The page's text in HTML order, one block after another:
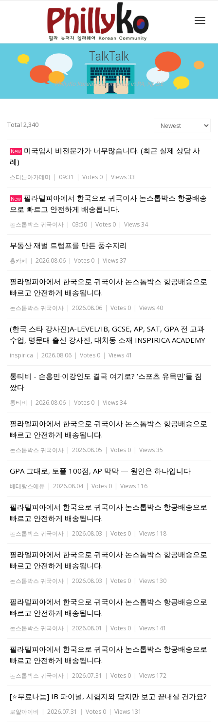
TalkTalk
PhillyKo Korean Community in PA, NJ, DE
Total 2,340
New 미국입시 비전문가가 너무많습니다. (최근 실제 상담 사
례)
스티븐아카데미 | 09:31 | Votes 0 | Views 33
New 필라델피아에서 한국으로 귀국이사 논스톱박스 항공배송
으로 빠르고 안전하게 배송됩니다.
논스톱박스 귀국이사 | 03:50 | Votes 0 | Views 34
부동산 재벌 트럼프를 만든 풍수지리
홍카페 | 2026.08.06 | Votes 0 | Views 37
필라델피아에서 한국으로 귀국이사 논스톱박스 항공배송으로
빠르고 안전하게 배송됩니다.
논스톱박스 귀국이사 | 2026.08.06 | Votes 0 | Views 40
(한국 스타 강사진)A-LEVEL/IB, GCSE, AP, SAT, GPA 전 교과
수업, 명문대 출신 강사진, 대치동 소재 INSPIRICA ACADEMY
inspirica | 2026.08.06 | Votes 0 | Views 41
통티비 - 손흥민·이강인도 결국 여기로? ‘스포츠 유목민’들 짐
쌌다
통티비 | 2026.08.06 | Votes 0 | Views 34
필라델피아에서 한국으로 귀국이사 논스톱박스 항공배송으로
빠르고 안전하게 배송됩니다.
논스톱박스 귀국이사 | 2026.08.05 | Votes 0 | Views 35
GPA 그대로, 토플 100점, AP 막막 — 원인은 하나입니다
베테랑스에듀 | 2026.08.04 | Votes 0 | Views 116
필라델피아에서 한국으로 귀국이사 논스톱박스 항공배송으로
빠르고 안전하게 배송됩니다.
논스톱박스 귀국이사 | 2026.08.03 | Votes 0 | Views 118
필라델피아에서 한국으로 귀국이사 논스톱박스 항공배송으로
빠르고 안전하게 배송됩니다.
논스톱박스 귀국이사 | 2026.08.03 | Votes 0 | Views 130
필라델피아에서 한국으로 귀국이사 논스톱박스 항공배송으로
빠르고 안전하게 배송됩니다.
논스톱박스 귀국이사 | 2026.08.01 | Votes 0 | Views 141
필라델피아에서 한국으로 귀국이사 논스톱박스 항공배송으로
빠르고 안전하게 배송됩니다.
논스톱박스 귀국이사 | 2026.07.31 | Votes 0 | Views 172
[⭐무료나눔] IB 파이널, 시험지와 답지만 보고 끝내실 건가요?
로얄아이비 | 2026.07.31 | Votes 0 | Views 131